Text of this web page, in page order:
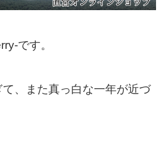
です。
、また真っ白な一年が近づ